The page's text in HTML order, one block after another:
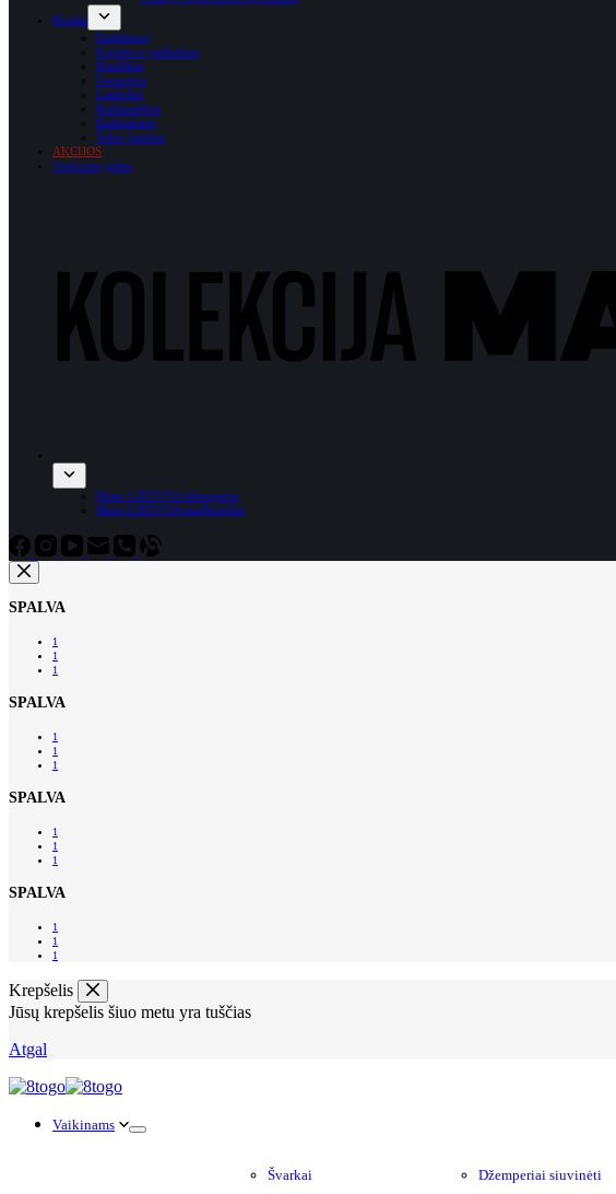
Priedai
Emblemos
Kojinės ir pėdkelnės
Peteliškės
Fantazijos
Lankeliai
Kaklaraiščiai
Kaklaskarės
Šokių bateliai
AKCIJOS
Uniformų gidas
Mano LIETUVA džemperiai
Mano LIETUVA marškinėliai
SPALVA
1
1
1
SPALVA
1
1
1
SPALVA
1
1
1
SPALVA
1
1
1
Krepšelis
Jūsų krepšelis šiuo metu yra tuščias
Atgal
Vaikinams
Švarkai Džemperiai siuvinėti